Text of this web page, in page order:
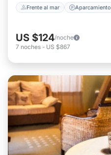
Frente al mar Aparcamiento
US $124/noche
7 noches - US $867